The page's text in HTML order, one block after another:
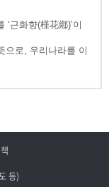
근화향(槿花鄕)’이
으로, 우리나라를 이
등)